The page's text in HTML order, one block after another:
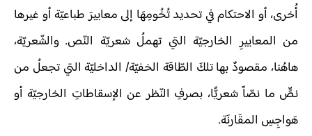
أُخرى، أو الاحتكام في تحديد تُخُومِهَا إلى معاييرَ طباعيّة أو غيرها
من المعاييرِ الخارجيّة التي تهملُ شعريّة النّص. والشّعريّة،
هاهُنا، مقصودٌ بها تلكَ الطّاقة الخفيّة/ الداخليّة التي تجعلُ من
نصٍّ ما نصّاً شعريًّا، بصرفِ النّظر عن الإسقاطاتِ الخارجيّة أو
هَواجِسِ المقَارنَة.